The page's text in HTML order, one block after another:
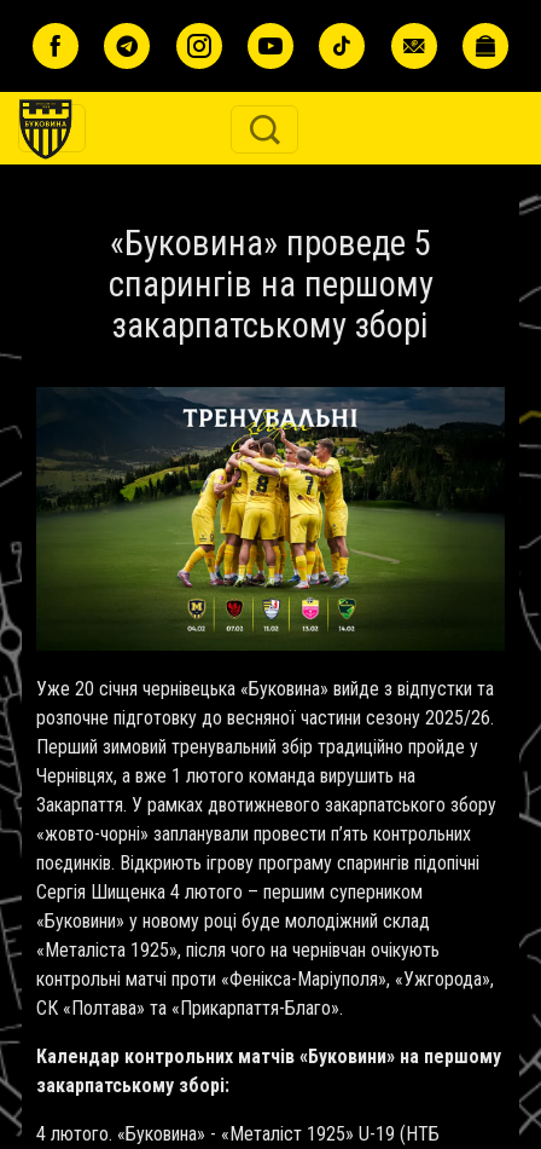
«Буковина» проведе 5
спарингів на першому
закарпатському зборі
Уже 20 січня чернівецька «Буковина» вийде з відпустки та
розпочне підготовку до весняної частини сезону 2025/26.
Перший зимовий тренувальний збір традиційно пройде у
Чернівцях, а вже 1 лютого команда вирушить на
Закарпаття. У рамках двотижневого закарпатського збору
«жовто-чорні» запланували провести п’ять контрольних
поєдинків. Відкриють ігрову програму спарингів підопічні
Сергія Шищенка 4 лютого – першим суперником
«Буковини» у новому році буде молодіжний склад
«Металіста 1925», після чого на чернівчан очікують
контрольні матчі проти «Фенікса-Маріуполя», «Ужгорода»,
СК «Полтава» та «Прикарпаття-Благо».
Календар контрольних матчів «Буковини» на першому
закарпатському зборі:
4 лютого. «Буковина» - «Металіст 1925» U-19 (НТБ